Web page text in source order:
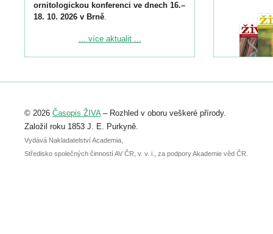
ornitologickou konferenci ve dnech 16.–
18. 10. 2026 v Brně.
Podrobnější informace ke konferenci
Registrovat se můžete do 6. září.
abstraktu přihlášené přednášky nebo
posteru je už 30. června.
... více aktualit ...
© 2026 Časopis ŽIVA– Rozhled v oboru veškeré přírody.
Založil roku 1853 J. E. Purkyně.
Vydává Nakladatelství Academia,
Středisko společných činností AV ČR, v. v. i., za podpory Akademie věd ČR.